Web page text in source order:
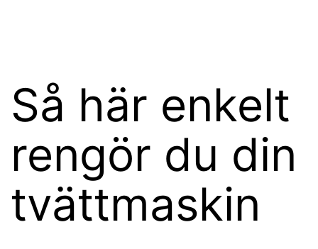
Så här enkelt
rengör du din
tvättmaskin